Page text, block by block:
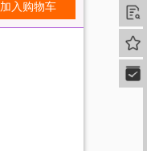
加入购物车 查
我
快